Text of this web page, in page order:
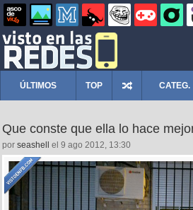
ÚLTIMOS TOP CATEG.
Que conste que ella lo hace
por seashell el 9 ago 2012, 13:30